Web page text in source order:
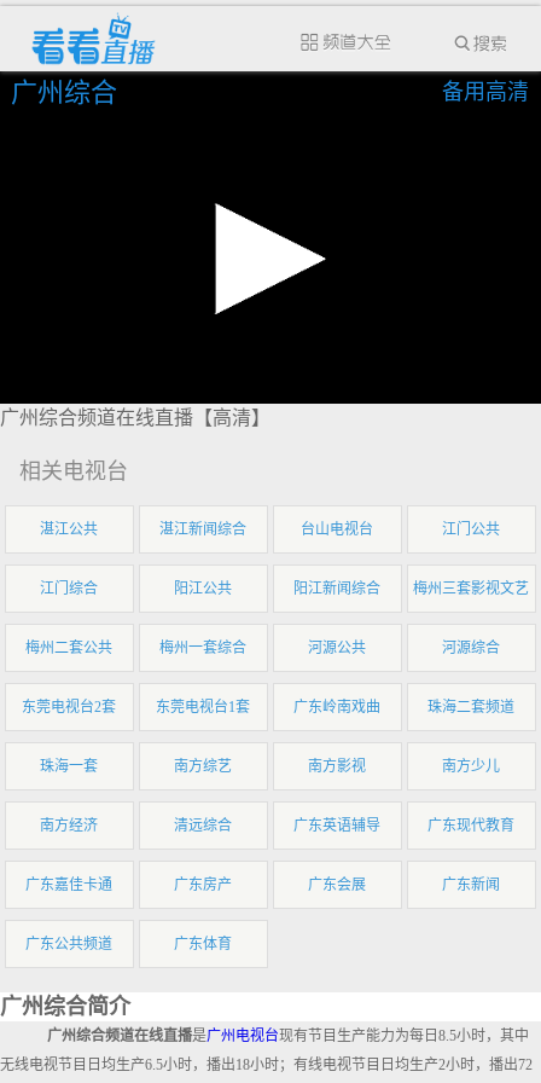
广州综合 备用高清
广州综合频道在线直播【高清】
相关电视台
湛江公共 湛江新闻综合 台山电视台 江门公共
江门综合 阳江公共 阳江新闻综合 梅州三套影视文艺
梅州二套公共 梅州一套综合 河源公共 河源综合
东莞电视台2套 东莞电视台1套 广东岭南戏曲 珠海二套频道
珠海一套 南方综艺 南方影视 南方少儿
南方经济 清远综合 广东英语辅导 广东现代教育
广东嘉佳卡通 广东房产 广东会展 广东新闻
广东公共频道 广东体育
广州综合简介
广州综合频道在线直播是广州电视台现有节目生产能力为每日8.5小时，其中
无线电视节目日均生产6.5小时，播出18小时；有线电视节目日均生产2小时，播出72